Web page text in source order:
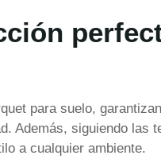
para suelo,
Además, siguiendo las
a cualquier ambiente.